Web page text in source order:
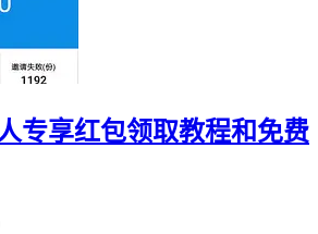
专享红包领取教程和免费